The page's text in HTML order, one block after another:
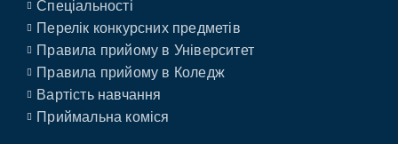
Спеціальності
Перелік конкурсних предметів
Правила прийому в Університет
Правила прийому в Коледж
Вартість навчання
Приймальна коміся